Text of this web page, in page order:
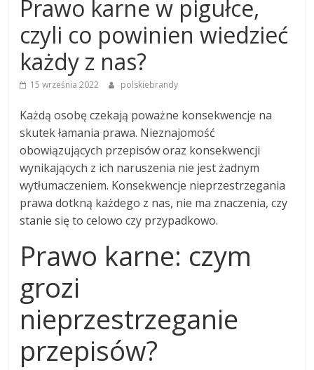
Prawo karne w pigułce,
czyli co powinien wiedzieć
każdy z nas?
15 września 2022 polskiebrandy
Każdą osobę czekają poważne konsekwencje na
skutek łamania prawa. Nieznajomość
obowiązujących przepisów oraz konsekwencji
wynikających z ich naruszenia nie jest żadnym
wytłumaczeniem. Konsekwencje nieprzestrzegania
prawa dotkną każdego z nas, nie ma znaczenia, czy
stanie się to celowo czy przypadkowo.
Prawo karne: czym
grozi
nieprzestrzeganie
przepisów?